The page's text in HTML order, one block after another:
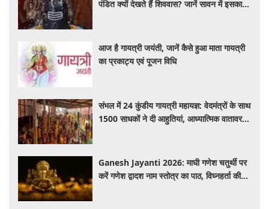
पंडित क्यों देखते हैं शिववास? जानें सावन में इसका
आज है गायत्री जयंती, जानें कैसे हुआ माता गायत्री
का प्रकाट्य एवं पूजन विधि
संभल में 24 कुंडीय गायत्री महायज्ञ: वेदमंत्रों के साथ
1500 साधकों ने दी आहुतियां, आध्यात्मिक वातावरण
Ganesh Jayanti 2026: माघी गणेश चतुर्थी पर
करें गणेश द्वादश नाम स्तोत्र का पाठ, विघ्नहर्ता की